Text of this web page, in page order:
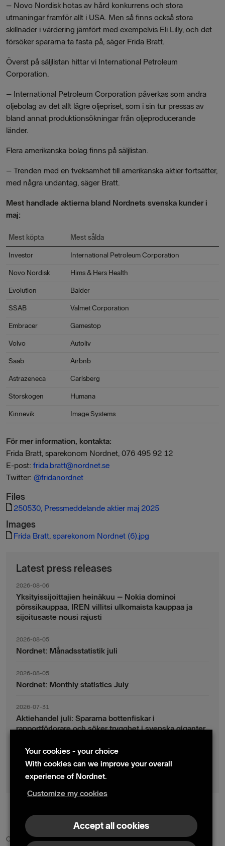
– Novo Nordisk hotas av hård konkurrens och stora
utmaningar framför allt i USA. Men så finns också stora
skillnader i värdering jämfört med exempelvis Eli Lilly, och det
försöker spararna ta fasta på, säger Frida Bratt.
Överst på säljlistan hittar vi International Petroleum
Corporation.
– International Petroleum Corporation påverkas som andra
oljebolag av det allt lägre oljepriset, som i sin tur pressas av
bland annat produktionsökningar från oljeproducerande
länder.
Flera amerikanska bolag finns på säljlistan.
– Trenden med en tveksamhet till amerikanska aktier fortsätter,
med några undantag, säger Bratt.
Mest handlade aktierna bland Nordnets svenska kunder i
maj:
Mest köpta Mest sålda
Investor International Petroleum Corporation
Novo Nordisk Hims & Hers Health
Evolution Balder
SSAB Valmet Corporation
Embracer Gamestop
Volvo Autoliv
Saab Airbnb
Astrazeneca Carlsberg
Storskogen Humana
Kinnevik Image Systems
För mer information, kontakta:
Frida Bratt, sparekonom Nordnet, 076 495 92 12
E-post: frida.bratt@nordnet.se
Twitter: @fridanordnet
Files
250530, Pressmeddelande aktier maj 2025
Images
Frida Bratt, sparekonom Nordnet (6).jpg
Latest press releases
2026-08-06
Yksityissijoittajien heinäkuu – Nokia dominoi
pörssikauppaa, IREN villitsi ulkomaista kauppaa ja
sijoitusaste nousi rajusti
2026-08-05
Nordnet: Månadsstatistik juli
2026-08-05
Nordnet: Monthly statistics July
2026-07-31
Aktiehandel juli: Spararna bottenfiskar i
rapportförlorare och söker trygghet i svenska giganter
2026-07-30
Fondsparande juli: Vinsthemtagningar i teknik – men
indexsparandet ligger fast
Contact us Press contacts
Your cookies - your choice
With cookies can we improve your overall
experience of Nordnet.
Customize my cookies
Accept all cookies